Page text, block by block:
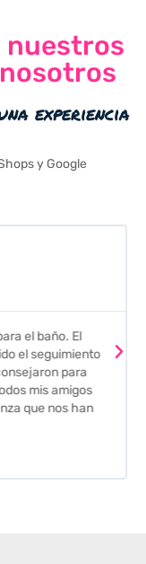
nuestros
experiencia
y Google
el baño. El
el seguimiento
para
mis amigos
que nos han